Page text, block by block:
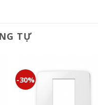
TỰ
-30%